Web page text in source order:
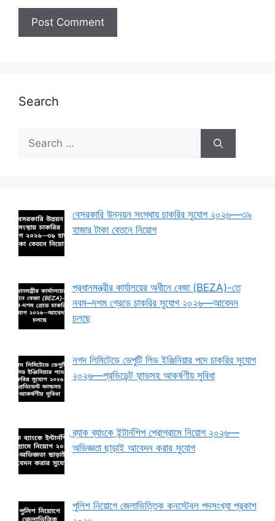
Search
Search
for:
বেসরকারি উন্নয়ন সংস্থায় চাকরির সুযোগ ২০২৬—৩৯
হাজার টাকা বেতনে নিয়োগ
প্রধানমন্ত্রীর কার্যালয়ের অধীনে বেজা (BEZA)-তে
নবম–দশম গ্রেডে চাকরির সুযোগ ২০২৬—আবেদন
চলছে
নগদ লিমিটেডে ডেপুটি লিড ইঞ্জিনিয়ার পদে চাকরির সুযোগ
২০২৬—প্রভিডেন্ট ফান্ডসহ আকর্ষণীয় সুবিধা
ব্র্যাক ব্যাংকে ইন্টার্নশিপ প্রোগ্রামে নিয়োগ ২০২৬—
অভিজ্ঞতা ছাড়াই আবেদন করার সুযোগ
পুলিশ নিয়োগে জেলাভিত্তিক কনস্টেবল পদসংখ্যা প্রকাশ